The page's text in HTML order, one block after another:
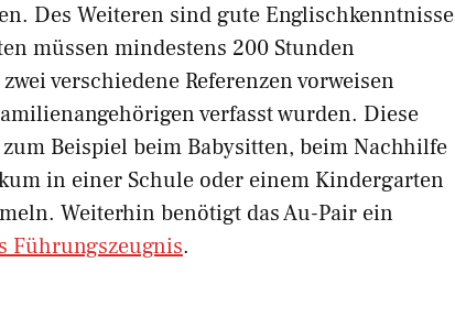
Des Weiteren sind gute Englischkenntnisse
müssen mindestens 200 Stunden
verschiedene Referenzen vorweisen
verfasst wurden. Diese
Beispiel beim Babysitten, beim Nachhilfe
in einer Schule oder einem Kindergarten
Weiterhin benötigt das Au-Pair ein
Führungszeugnis.